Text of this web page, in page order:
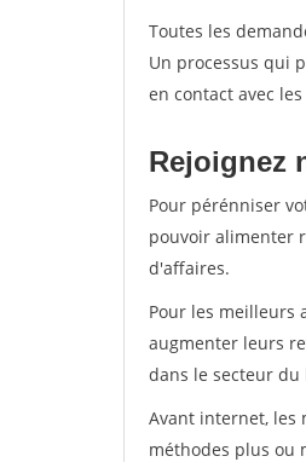
Toutes les
Un processus qui
en contact avec
Rejoignez
Pour pérénniser
pouvoir alimenter
d'affaires.
Pour les meilleurs
augmenter leurs
dans le secteur
Avant internet, les
méthodes plus ou